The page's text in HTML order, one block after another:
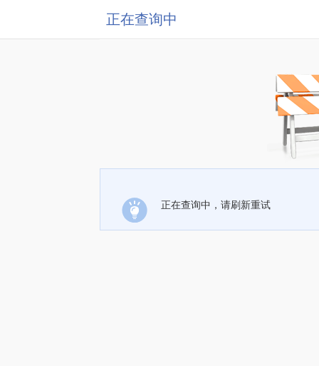
正在查询中
正在查询中，请刷新重试